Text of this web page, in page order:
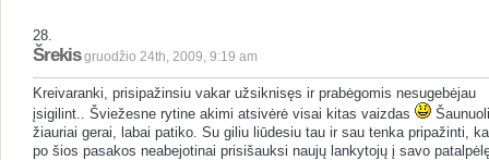
28.
Šrekis gruodžio 24th, 2009, 9:19 am
Kreivaranki, prisipažinsiu vakar užsiknisęs ir prabėgomis nesugebėjau
įsigilint.. Šviežesne rytine akimi atsivėrė visai kitas vaizdas
žiauriai gerai, labai patiko. Su giliu liūdesiu tau ir sau tenka pripažinti,
po šios pasakos neabejotinai prisišauksi naujų lankytojų į savo